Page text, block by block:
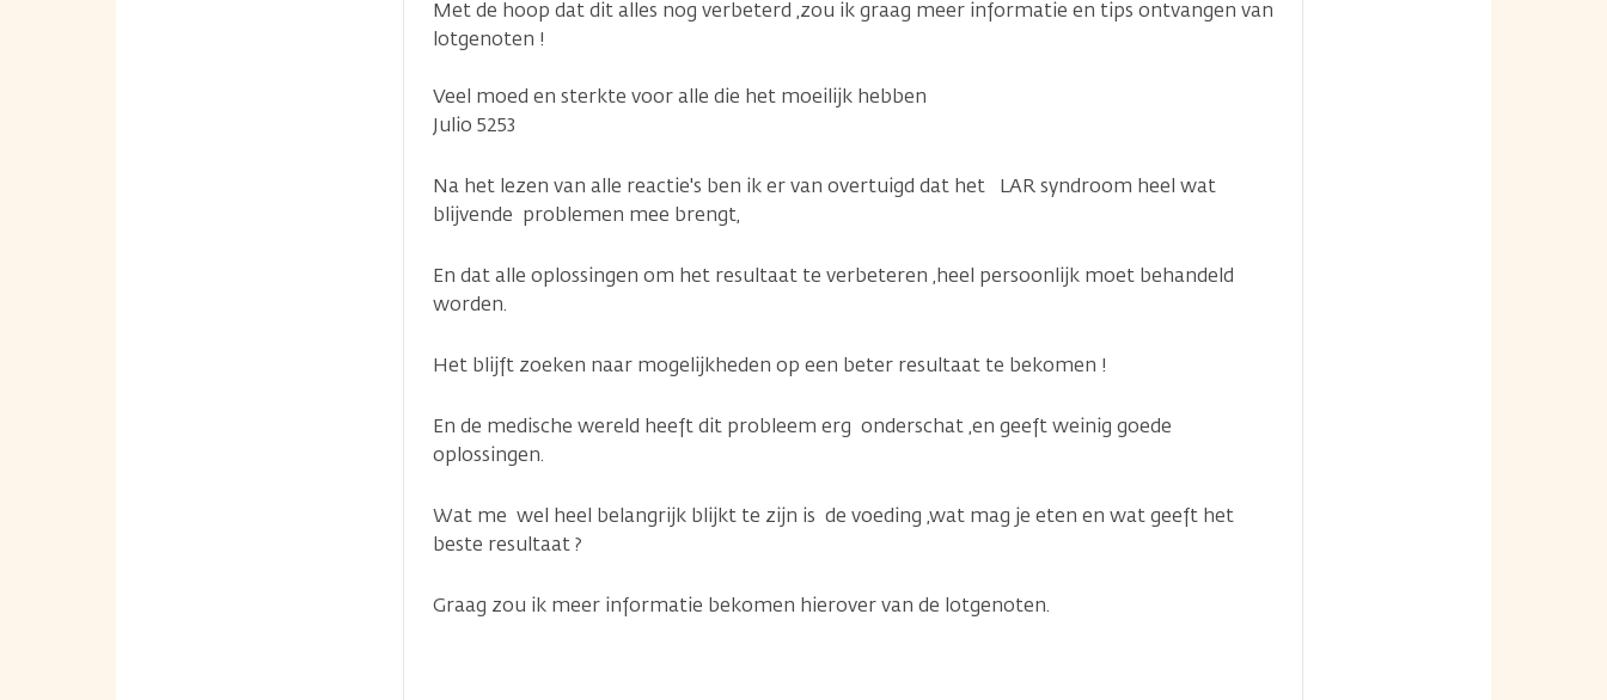
Met de hoop dat dit alles nog verbeterd ,zou ik graag meer informatie en tips ontvangen van
lotgenoten !
Veel moed en sterkte voor alle die het moeilijk hebben
Julio 5253
Na het lezen van alle reactie's ben ik er van overtuigd dat het LAR syndroom heel wat
blijvende problemen mee brengt,
En dat alle oplossingen om het resultaat te verbeteren ,heel persoonlijk moet behandeld
worden.
Het blijft zoeken naar mogelijkheden op een beter resultaat te bekomen !
En de medische wereld heeft dit probleem erg onderschat ,en geeft weinig goede
oplossingen.
Wat me wel heel belangrijk blijkt te zijn is de voeding ,wat mag je eten en wat geeft het
beste resultaat ?
Graag zou ik meer informatie bekomen hierover van de lotgenoten.